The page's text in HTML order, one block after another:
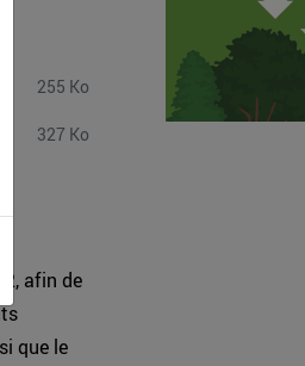
255 Ko
327 Ko
afin de
que le